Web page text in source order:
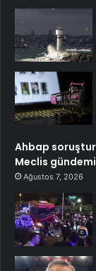
Ahbap
Meclis
Ağustos 7, 2026